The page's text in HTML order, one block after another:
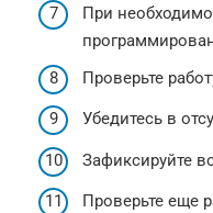
При
Проверьте
Убедитесь в
Зафиксируйте
Проверьте еще